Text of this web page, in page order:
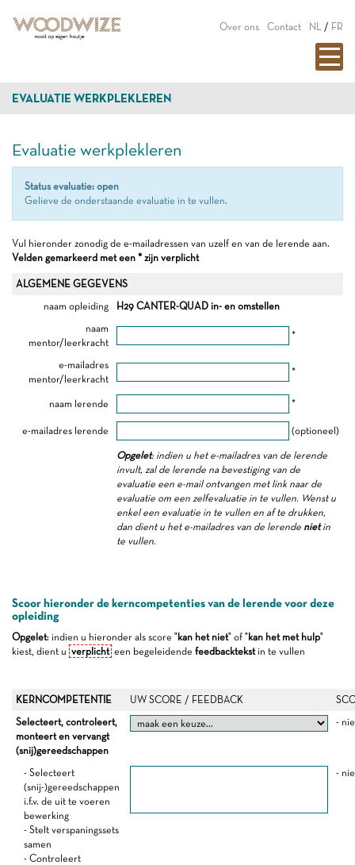
Over ons Contact NL / FR
EVALUATIE WERKPLEKLEREN
Evaluatie werkplekleren
Status evaluatie: open
Gelieve de onderstaande evaluatie in te vullen.
Vul hieronder zonodig de e-mailadressen van uzelf en van de lerende aan.
Velden gemarkeerd met een * zijn verplicht
ALGEMENE GEGEVENS
naam opleiding
H29 CANTER-QUAD in- en omstellen
naam
mentor/leerkracht
*
e-mailadres
mentor/leerkracht
*
naam lerende *
e-mailadres lerende (optioneel)
Opgelet: indien u het e-mailadres van de lerende
invult, zal de lerende na bevestiging van de
evaluatie een e-mail ontvangen met link naar de
evaluatie om een zelfevaluatie in te vullen. Wenst u
enkel een evaluatie in te vullen en af te drukken,
dan dient u het e-mailadres van de lerende nietin
te vullen.
Scoor hieronder de kerncompetenties van de lerende voor deze
opleiding
Opgelet: indien u hieronder als score "kan het niet" of "kan het met hulp"
kiest, dient u verplicht een begeleidende feedbacktekstin te vullen
KERNCOMPETENTIE UW SCORE / FEEDBACK
Selecteert, controleert,
monteert en vervangt
(snij)gereedschappen
-
- Selecteert
(snij-)gereedschappen
i.f.v. de uit te voeren
bewerking
- Stelt verspaningssets
samen
- Controleert
-